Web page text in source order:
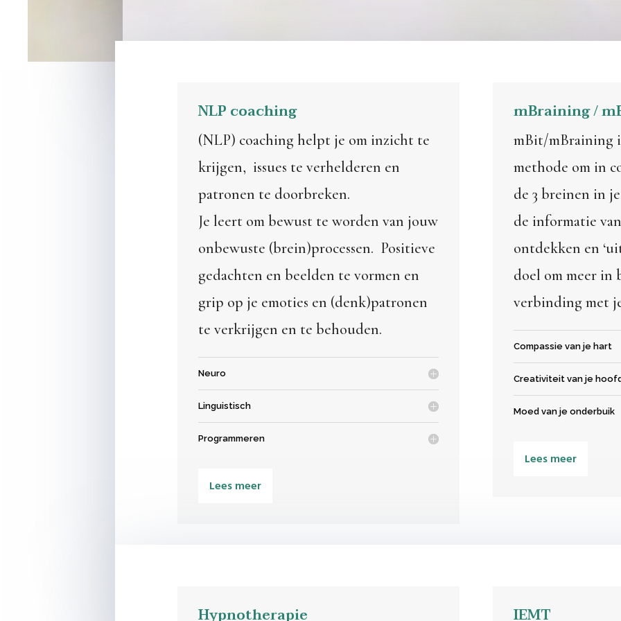
NLP coaching
(NLP) coaching helpt je om inzicht te
krijgen, issues te verhelderen en
patronen te doorbreken.
Je leert om bewust te worden van jouw
onbewuste (brein)processen. Positieve
gedachten en beelden te vormen en
grip op je emoties en (denk)patronen
te verkrijgen en te behouden.
Neuro
Linguistisch
Programmeren
Lees meer
mBraining /
mBit/mBraining
methode om in
de 3 breinen in
de informatie
ontdekken en
doel om meer in
verbinding met
Compassie van je hart
Creativiteit van je
Moed van je onderbuik
Lees meer
Hypnotherapie IEMT